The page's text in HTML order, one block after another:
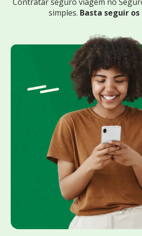
Contratar seguro viagem no
simples. Basta seguir os